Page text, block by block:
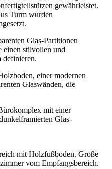
gewährleistet.
Turm wurden